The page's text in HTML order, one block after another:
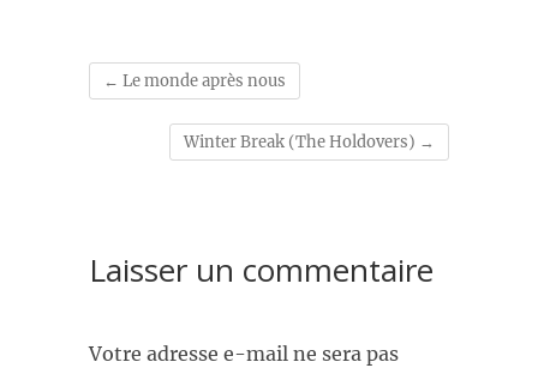
← Le monde après nous
Winter Break (The Holdovers) →
Laisser un commentaire
Votre adresse e-mail ne sera pas